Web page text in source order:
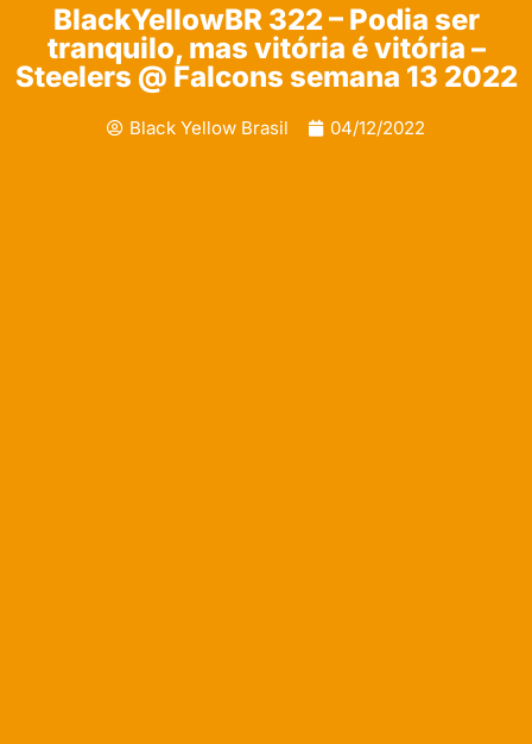
BlackYellowBR 322 – Podia ser
tranquilo, mas vitória é vitória –
Steelers @ Falcons semana 13 2022
Black Yellow Brasil 04/12/2022